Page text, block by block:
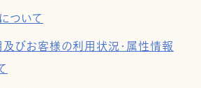
ついて
びお客様の利用状況・属性情報